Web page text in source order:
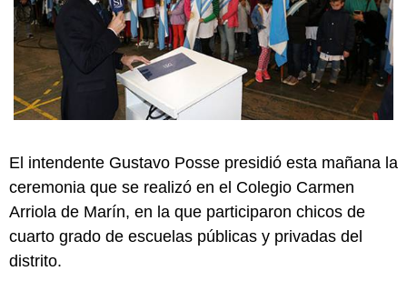
El intendente Gustavo Posse presidió esta mañana la
ceremonia que se realizó en el Colegio Carmen
Arriola de Marín, en la que participaron chicos de
cuarto grado de escuelas públicas y privadas del
distrito.